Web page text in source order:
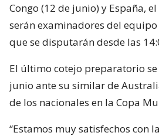
Congo (12 de junio) y España,
serán examinadores del
que se disputarán desde las
El último cotejo preparatorio
junio ante su similar de
de los nacionales en la Copa
“Estamos muy satisfechos con